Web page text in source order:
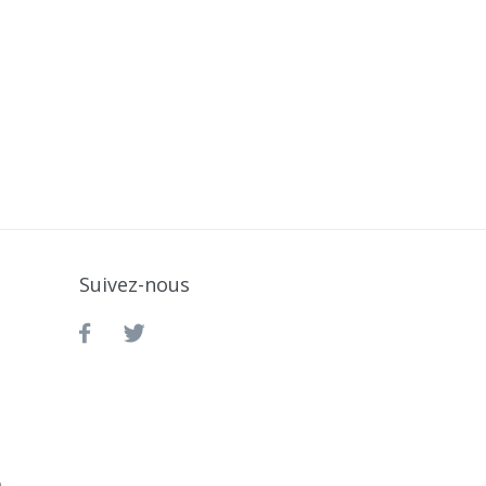
Suivez-nous